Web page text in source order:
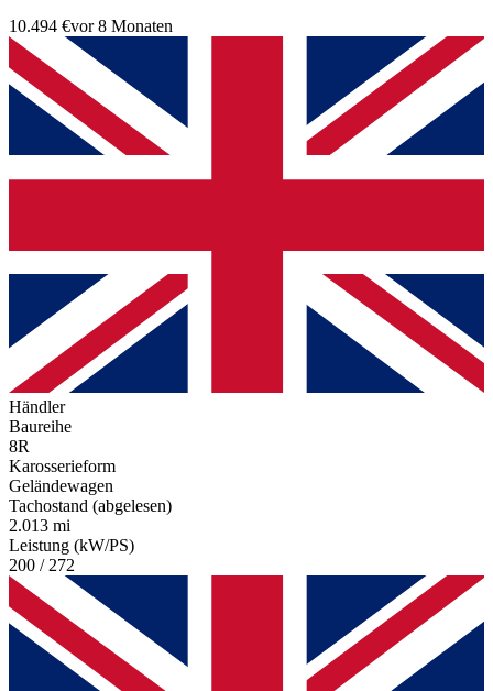
10.494 €vor 8 Monaten
Händler
Baureihe
8R
Karosserieform
Geländewagen
Tachostand (abgelesen)
2.013 mi
Leistung (kW/PS)
200 / 272